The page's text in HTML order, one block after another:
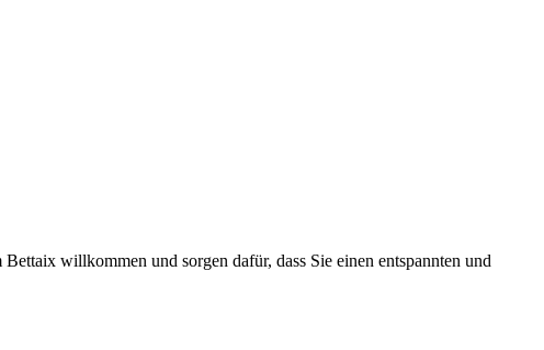
willkommen und sorgen dafür, dass Sie einen entspannten und